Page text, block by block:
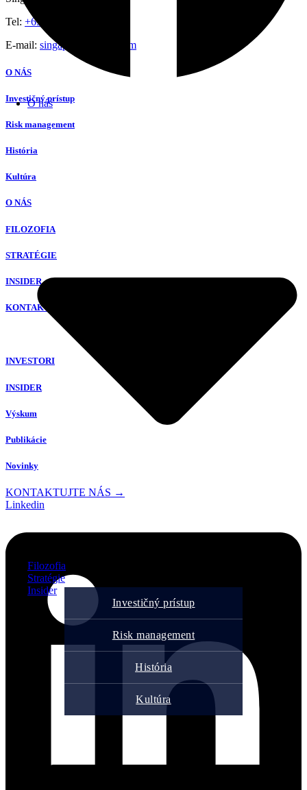
O nás
Investičný prístup
Risk management
História
Kultúra
Filozofia
Stratégie
Insider
Tel: +65 8801 7390
E-mail: singapore@hfsbc.com
O NÁS
Investičný prístup
Risk management
História
Kultúra
O NÁS
FILOZOFIA
STRATÉGIE
INSIDER
KONTAKT
INVESTORI
INSIDER
Výskum
Publikácie
Novinky
KONTAKTUJTE NÁS →
Linkedin